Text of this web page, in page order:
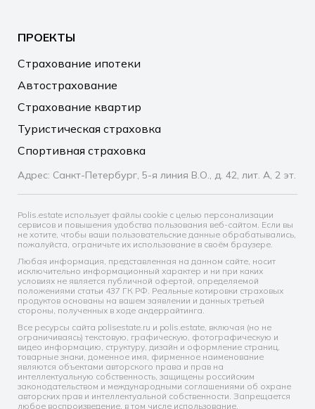
ПРОЕКТЫ
Страхование ипотеки
Автострахование
Страхование квартир
Туристическая страховка
Спортивная страховка
Адрес: Санкт-Петербург, 5-я линия В.О., д. 42, лит. А, 2 эт.
Polis.estate использует файлы cookie с целью персонализации
сервисов и повышения удобства пользования веб-сайтом. Если вы
не хотите, чтобы ваши пользовательские данные обрабатывались,
пожалуйста, ограничьте их использование в своём браузере.
Любая информация, представленная на данном сайте, носит
исключительно информационный характер и ни при каких
условиях не является публичной офертой, определяемой
положениями статьи 437 ГК РФ. Реальные котировки страховых
продуктов основаны на вашем заявлении и данных третьей
стороны, полученных в ходе андеррайтинга.
Все ресурсы сайта polisestate.ru и polis.estate, включая (но не
ограничиваясь) текстовую, графическую, фотографическую и
видео информацию, структуру, дизайн и оформление страниц,
товарные знаки, доменное имя, фирменное наименование
являются объектами авторского права и прав на
интеллектуальную собственность, защищены российским
законодательством и международными соглашениями об охране
авторских прав и интеллектуальной собственности. Запрещается
любое воспроизведение, в том числе использование,